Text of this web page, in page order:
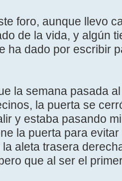
foro, aunque llevo
de la vida, y algún
ha dado por escribir
la semana pasada
la puerta se
y estaba pasando
la puerta para
aleta trasera
que al ser el